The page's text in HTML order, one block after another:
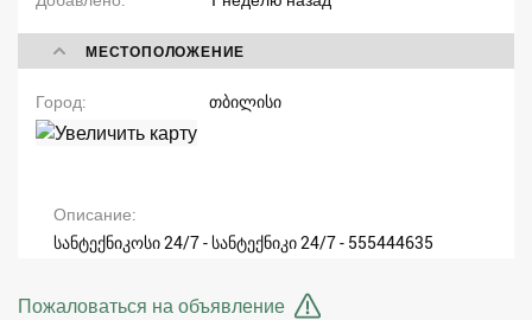
МЕСТОПОЛОЖЕНИЕ
Город თბილისი
Описание
სანტექნიკოსი 24/7 - სანტექნიკი 24/7 - 555444635
Пожаловаться на объявление